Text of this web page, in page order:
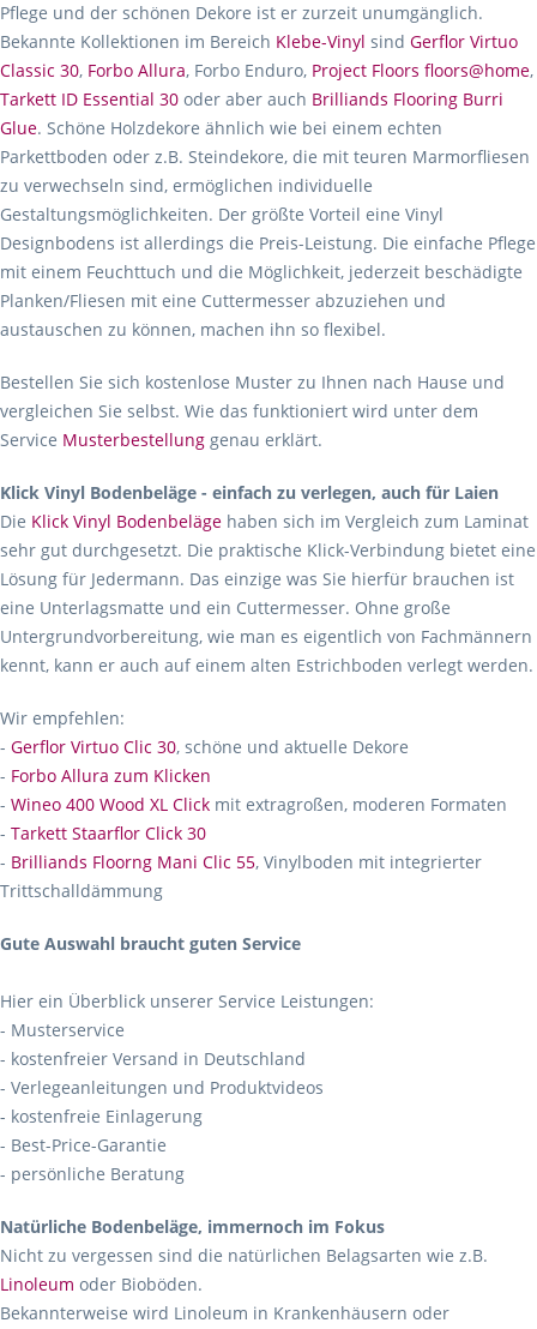
Pflege und der schönen Dekore ist er zurzeit unumgänglich.
Bekannte Kollektionen im Bereich Klebe-Vinyl sind Gerflor Virtuo
Classic 30, Forbo Allura, Forbo Enduro, Project Floors floors@home,
Tarkett ID Essential 30 oder aber auch Brilliands Flooring Burri
Glue. Schöne Holzdekore ähnlich wie bei einem echten
Parkettboden oder z.B. Steindekore, die mit teuren Marmorfliesen
zu verwechseln sind, ermöglichen individuelle
Gestaltungsmöglichkeiten. Der größte Vorteil eine Vinyl
Designbodens ist allerdings die Preis-Leistung. Die einfache Pflege
mit einem Feuchttuch und die Möglichkeit, jederzeit beschädigte
Planken/Fliesen mit eine Cuttermesser abzuziehen und
austauschen zu können, machen ihn so flexibel.
Bestellen Sie sich kostenlose Muster zu Ihnen nach Hause und
vergleichen Sie selbst. Wie das funktioniert wird unter dem
Service Musterbestellung genau erklärt.
Klick Vinyl Bodenbeläge - einfach zu verlegen, auch für Laien
Die Klick Vinyl Bodenbeläge haben sich im Vergleich zum Laminat
sehr gut durchgesetzt. Die praktische Klick-Verbindung bietet eine
Lösung für Jedermann. Das einzige was Sie hierfür brauchen ist
eine Unterlagsmatte und ein Cuttermesser. Ohne große
Untergrundvorbereitung, wie man es eigentlich von Fachmännern
kennt, kann er auch auf einem alten Estrichboden verlegt werden.
Wir empfehlen:
- Gerflor Virtuo Clic 30, schöne und aktuelle Dekore
- Forbo Allura zum Klicken
- Wineo 400 Wood XL Click mit extragroßen, moderen Formaten
- Tarkett Staarflor Click 30
- Brilliands Floorng Mani Clic 55, Vinylboden mit integrierter
Trittschalldämmung
Gute Auswahl braucht guten Service
Hier ein Überblick unserer Service Leistungen:
- Musterservice
- kostenfreier Versand in Deutschland
- Verlegeanleitungen und Produktvideos
- kostenfreie Einlagerung
- Best-Price-Garantie
- persönliche Beratung
Natürliche Bodenbeläge, immernoch im Fokus
Nicht zu vergessen sind die natürlichen Belagsarten wie z.B.
Linoleum oder Bioböden.
Bekannterweise wird Linoleum in Krankenhäusern oder